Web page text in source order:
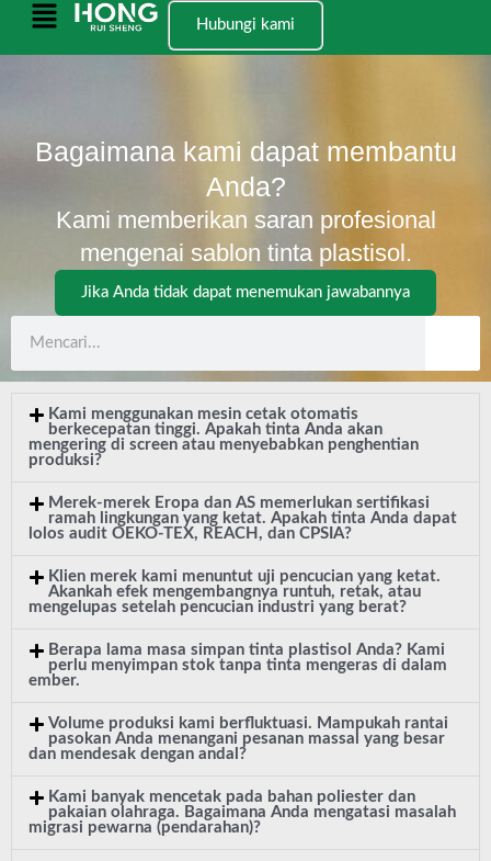
Menu
Hubungi kami
Bagaimana kami dapat membantu
Anda?
Kami memberikan saran profesional
mengenai sablon tinta plastisol.
Jika Anda tidak dapat menemukan jawabannya
Kami menggunakan mesin cetak otomatis
berkecepatan tinggi. Apakah tinta Anda akan
mengering di screen atau menyebabkan penghentian
produksi?
Merek-merek Eropa dan AS memerlukan sertifikasi
ramah lingkungan yang ketat. Apakah tinta Anda dapat
lolos audit OEKO-TEX, REACH, dan CPSIA?
Klien merek kami menuntut uji pencucian yang ketat.
Akankah efek mengembangnya runtuh, retak, atau
mengelupas setelah pencucian industri yang berat?
Berapa lama masa simpan tinta plastisol Anda? Kami
perlu menyimpan stok tanpa tinta mengeras di dalam
ember.
Volume produksi kami berfluktuasi. Mampukah rantai
pasokan Anda menangani pesanan massal yang besar
dan mendesak dengan andal?
Kami banyak mencetak pada bahan poliester dan
pakaian olahraga. Bagaimana Anda mengatasi masalah
migrasi pewarna (pendarahan)?